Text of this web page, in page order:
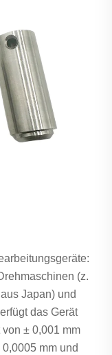
(z.
Japan) und
das Gerät
± 0,001 mm
mm und